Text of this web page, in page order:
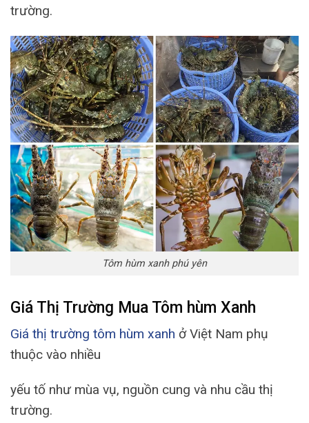
trường.
Tôm hùm xanh phú yên
Giá Thị Trường Mua Tôm hùm Xanh
Giá thị trường tôm hùm xanh ở Việt Nam phụ
thuộc vào nhiều
yếu tố như mùa vụ, nguồn cung và nhu cầu thị
trường.